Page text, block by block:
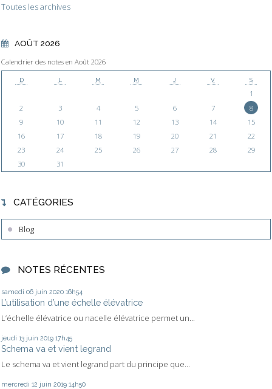
Toutes les archives
AOÛT 2026
Calendrier des notes en Août 2026
D L M M J V S
1
2
3 4 5 6 7
8
9
10 11 12 13 14
15
16
17 18 19 20 21
22
23
24 25 26 27 28
29
30
31
CATÉGORIES
Blog
NOTES RÉCENTES
samedi 06 juin 2020 16h54
L’utilisation d’une échelle élévatrice
L’échelle élévatrice ou nacelle élévatrice permet un...
jeudi 13 juin 2019 17h45
Schema va et vient legrand
Le schema va et vient legrand part du principe que...
mercredi 12 juin 2019 14h50